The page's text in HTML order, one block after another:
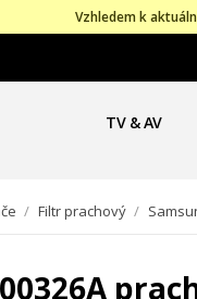
Vzhledem k
TV & AV
/ Filtr prachový /